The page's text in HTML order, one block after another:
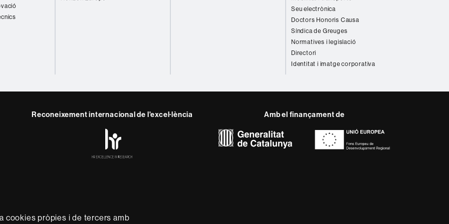
cookies pròpies i de tercers amb
Seu electrònica
Doctors Honoris Causa
Síndica de Greuges
Normatives i legislació
Directori
Identitat i imatge corporativa
Reconeixement internacional de l'excel·lència Amb el finançament de
que imparteix una docència de qualitat i excel·lència, diversificada,
ajustada a les necessitats de la societat i adaptada als nous models de l'Europa